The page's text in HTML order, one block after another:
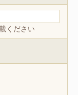
ください